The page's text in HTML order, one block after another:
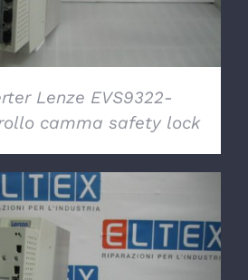
Lenze EVS9322-
camma safety lock